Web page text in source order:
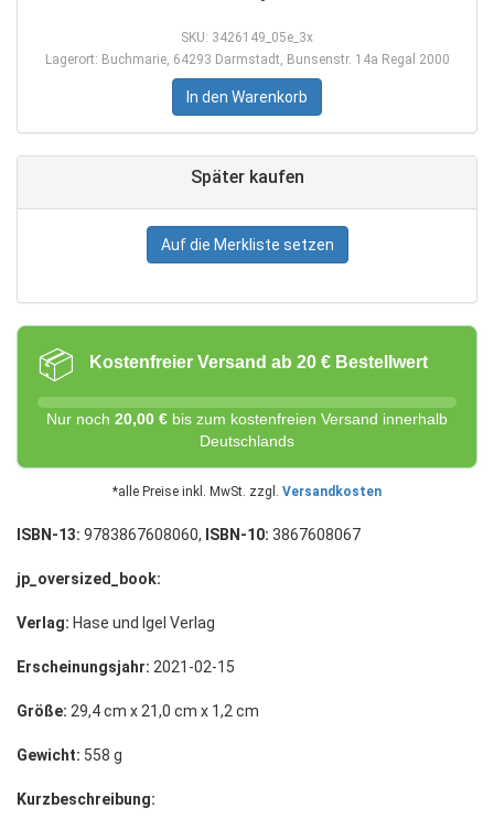
SKU: 3426149_05e_3x
Lagerort: Buchmarie, 64293 Darmstadt, Bunsenstr. 14a Regal 2000
In den Warenkorb
Später kaufen
Auf die Merkliste setzen
📦 Kostenfreier Versand ab 20 € Bestellwert
Nur noch 20,00 € bis zum kostenfreien Versand innerhalb
Deutschlands
*alle Preise inkl. MwSt. zzgl. Versandkosten
ISBN-13: 9783867608060, ISBN-10: 3867608067
jp_oversized_book:
Verlag: Hase und Igel Verlag
Erscheinungsjahr: 2021-02-15
Größe: 29,4 cm x 21,0 cm x 1,2 cm
Gewicht: 558 g
Kurzbeschreibung: